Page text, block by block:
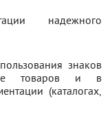
надежного
знаков
товаров и в
(каталогах,